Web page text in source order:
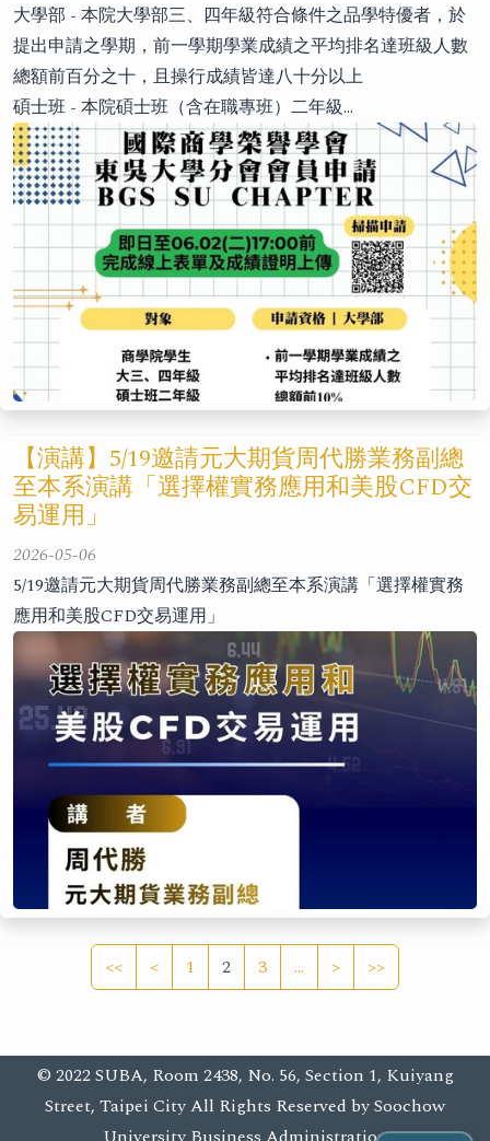
大學部 - 本院大學部三、四年級符合條件之品學特優者，於
提出申請之學期，前一學期學業成績之平均排名達班級人數
總額前百分之十，且操行成績皆達八十分以上
碩士班 - 本院碩士班（含在職專班）二年級…
【演講】5/19邀請元大期貨周代勝業務副總
至本系演講「選擇權實務應用和美股CFD交
易運用」
2026-05-06
5/19邀請元大期貨周代勝業務副總至本系演講「選擇權實務
應用和美股CFD交易運用」
<< < 1 2 3 ... > >>
© 2022 SUBA, Room 2438, No. 56, Section 1, Kuiyang
Street, Taipei City All Rights Reserved by Soochow